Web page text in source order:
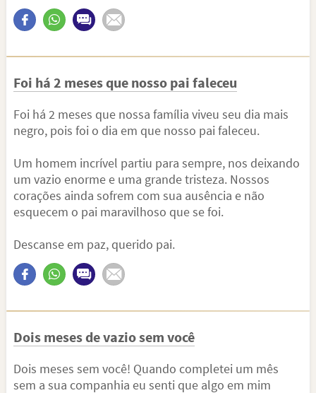
Foi há 2 meses que nosso pai faleceu
Foi há 2 meses que nossa família viveu seu dia mais
negro, pois foi o dia em que nosso pai faleceu.
Um homem incrível partiu para sempre, nos deixando
um vazio enorme e uma grande tristeza. Nossos
corações ainda sofrem com sua ausência e não
esquecem o pai maravilhoso que se foi.
Descanse em paz, querido pai.
Dois meses de vazio sem você
Dois meses sem você! Quando completei um mês
sem a sua companhia eu senti que algo em mim